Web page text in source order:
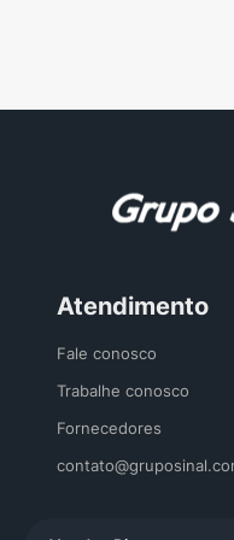
Atendimento
Fale conosco
Trabalhe conosco
Fornecedores